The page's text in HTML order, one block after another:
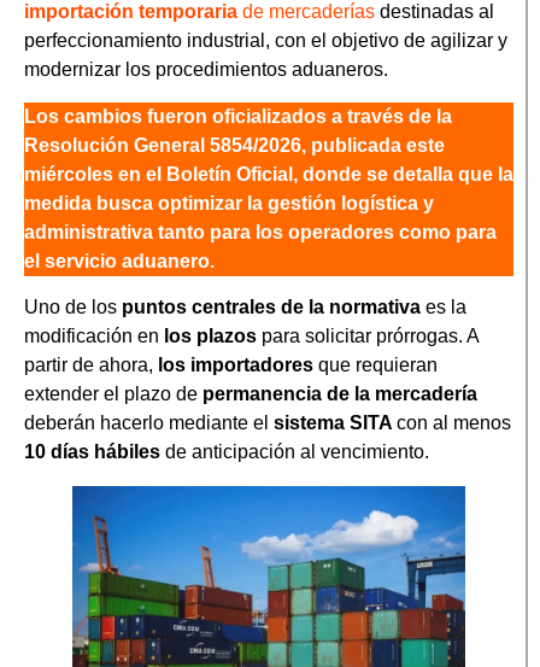
importación temporaria de mercaderías destinadas al
perfeccionamiento industrial, con el objetivo de agilizar y
modernizar los procedimientos aduaneros.
Los cambios fueron oficializados a través de la
Resolución General 5854/2026, publicada este
miércoles en el Boletín Oficial, donde se detalla que la
medida busca optimizar la gestión logística y
administrativa tanto para los operadores como para
el servicio aduanero.
Uno de los puntos centrales de la normativa es la
modificación en los plazos para solicitar prórrogas. A
partir de ahora, los importadores que requieran
extender el plazo de permanencia de la mercadería
deberán hacerlo mediante el sistema SITA con al menos
10 días hábiles de anticipación al vencimiento.